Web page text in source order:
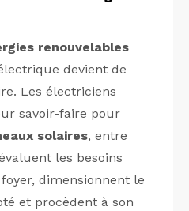
renouvelables
devient de
Les électriciens
savoir-faire pour
solaires, entre
les besoins
dimensionnent le
et procèdent à son